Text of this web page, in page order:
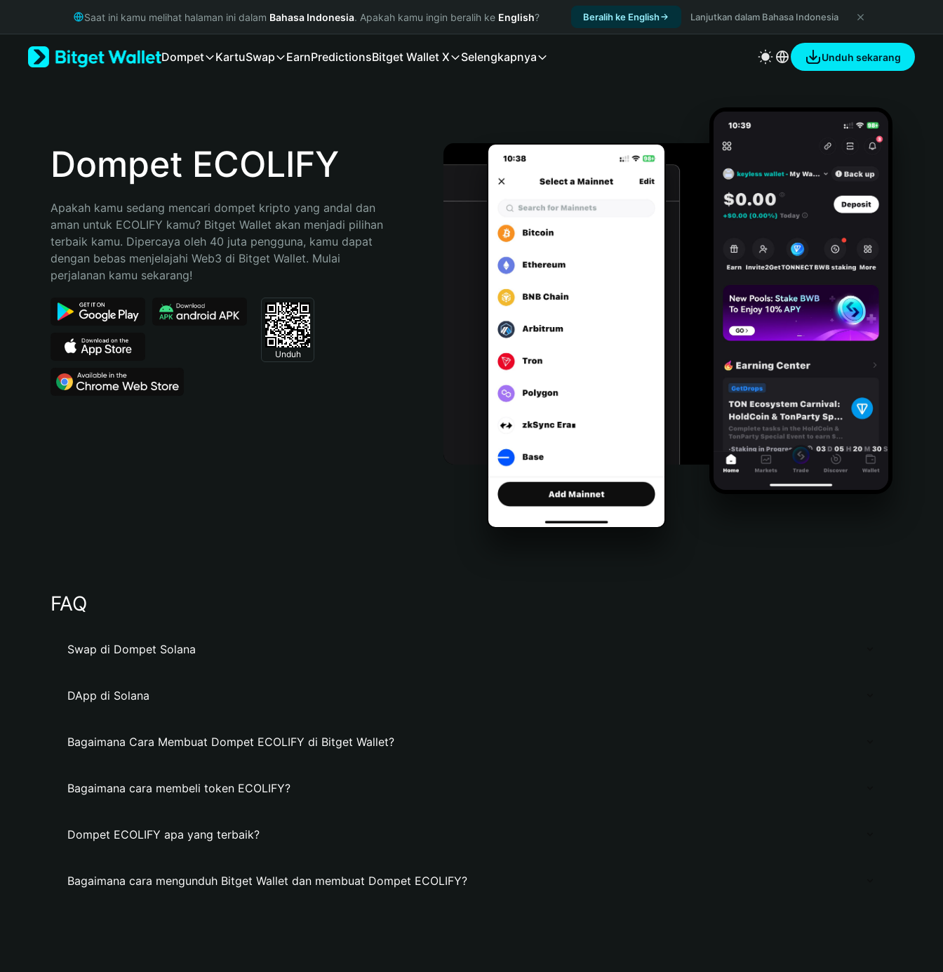
Русский
Bahasa Indonesia
Español (Argentina)
Saat ini kamu melihat halaman ini dalam Bahasa Indonesia. Apakah kamu ingin beralih ke English? Beralih ke English Lanjutkan dalam Bahasa Indonesia
Dompet KartuSwap EarnPredictionsBitget Wallet X Selengkapnya Unduh sekarang
Dompet ECOLIFY
Apakah kamu sedang mencari dompet kripto yang andal dan
aman untuk ECOLIFY kamu? Bitget Wallet akan menjadi pilihan
terbaik kamu. Dipercaya oleh 40 juta pengguna, kamu dapat
dengan bebas menjelajahi Web3 di Bitget Wallet. Mulai
perjalanan kamu sekarang!
Unduh
FAQ
Swap di Dompet Solana
DApp di Solana
Bagaimana Cara Membuat Dompet ECOLIFY di Bitget Wallet?
Bagaimana cara membeli token ECOLIFY?
Dompet ECOLIFY apa yang terbaik?
Bagaimana cara mengunduh Bitget Wallet dan membuat Dompet ECOLIFY?